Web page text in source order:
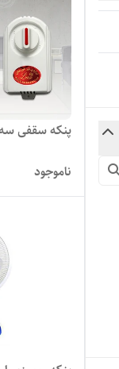
پنکه سقفی سه
ناموجود